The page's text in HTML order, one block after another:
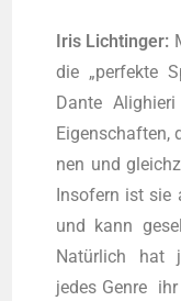
Iris Licht­in­ger:
die „per­fek­te
Dan­te
Eigen­schaf­ten,
nen und
Inso­fern ist sie
und kann
Natür­lich hat
jedes Gen­re